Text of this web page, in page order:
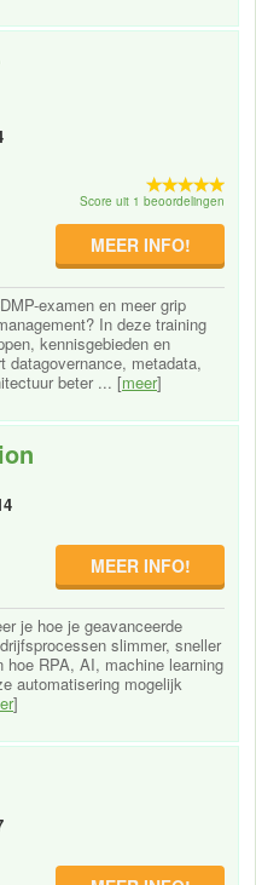
Score uit 1 beoordelingen
MEER INFO!
examen en meer grip
In deze training
kennisgebieden en
datagovernance, metadata,
beter ... [meer]
MEER INFO!
je hoe je geavanceerde
slimmer, sneller
RPA, AI, machine learning
automatisering mogelijk
]